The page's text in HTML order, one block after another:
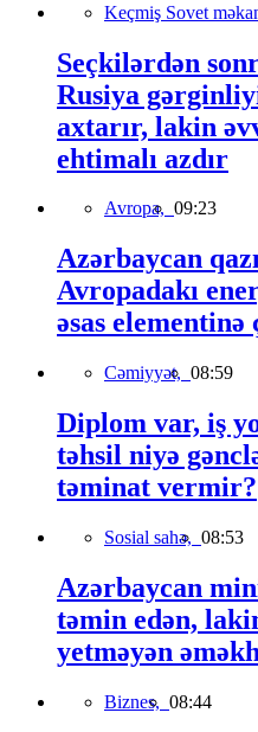
Keçmiş Sovet
Seçkilərdən
Rusiya
axtarır, lakin
ehtimalı azdır
Avropa, 09:23
Azərbaycan
Avropadakı
əsas
Cəmiyyət, 08:59
Diplom var, iş
təhsil niyə
təminat vermir?
Sosial sahə, 08:53
Azərbaycan
təmin edən,
yetməyən
Biznes, 08:44